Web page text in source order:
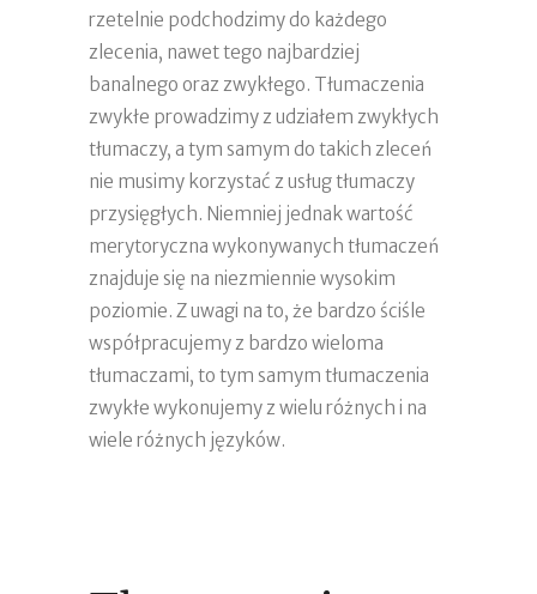
rzetelnie podchodzimy do każdego
zlecenia, nawet tego najbardziej
banalnego oraz zwykłego. Tłumaczenia
zwykłe prowadzimy z udziałem zwykłych
tłumaczy, a tym samym do takich zleceń
nie musimy korzystać z usług tłumaczy
przysięgłych. Niemniej jednak wartość
merytoryczna wykonywanych tłumaczeń
znajduje się na niezmiennie wysokim
poziomie. Z uwagi na to, że bardzo ściśle
współpracujemy z bardzo wieloma
tłumaczami, to tym samym tłumaczenia
zwykłe wykonujemy z wielu różnych i na
wiele różnych języków.